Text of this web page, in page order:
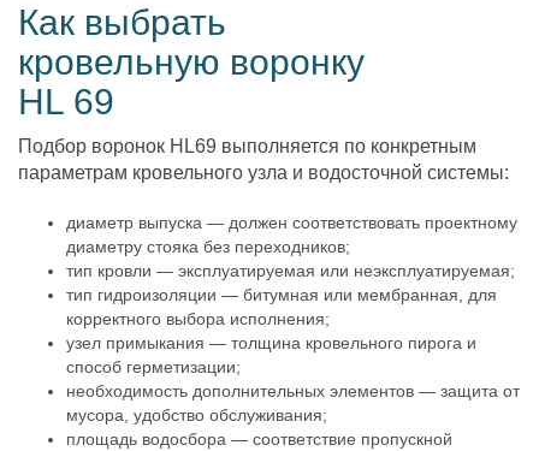
Как выбрать
кровельную воронку
HL 69
Подбор воронок HL69 выполняется по конкретным
параметрам кровельного узла и водосточной системы:
диаметр выпуска — должен соответствовать проектному
диаметру стояка без переходников;
тип кровли — эксплуатируемая или неэксплуатируемая;
тип гидроизоляции — битумная или мембранная, для
корректного выбора исполнения;
узел примыкания — толщина кровельного пирога и
способ герметизации;
необходимость дополнительных элементов — защита от
мусора, удобство обслуживания;
площадь водосбора — соответствие пропускной